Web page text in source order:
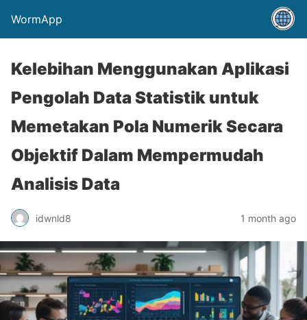
WormApp
Kelebihan Menggunakan Aplikasi
Pengolah Data Statistik untuk
Memetakan Pola Numerik Secara
Objektif Dalam Mempermudah
Analisis Data
idwnld8 1 month ago